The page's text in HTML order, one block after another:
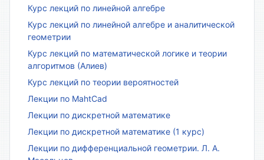
Курс лекций по линейной алгебре
Курс лекций по линейной алгебре и аналитической
геометрии
Курс лекций по математической логике и теории
алгоритмов (Алиев)
Курс лекций по теории вероятностей
Лекции по MahtCad
Лекции по дискретной математике
Лекции по дискретной математике (1 курс)
Лекции по дифференциальной геометрии. Л. А.